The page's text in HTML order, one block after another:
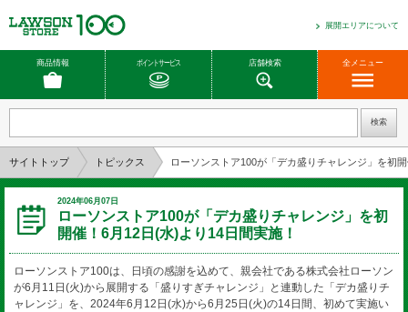
展開エリアについて
商品情報 ポイントサービス 店舗検索 全メニュー
サイトトップ トピックス ローソンストア100が「デカ盛りチャレンジ」を初
2024年06月07日
ローソンストア100が「デカ盛りチャレンジ」を初
開催！6月12日(水)より14日間実施！
ローソンストア100は、日頃の感謝を込めて、親会社である株式会社ローソン
が6月11日(火)から展開する「盛りすぎチャレンジ」と連動した「デカ盛りチ
ャレンジ」を、2024年6月12日(水)から6月25日(火)の14日間、初めて実施い